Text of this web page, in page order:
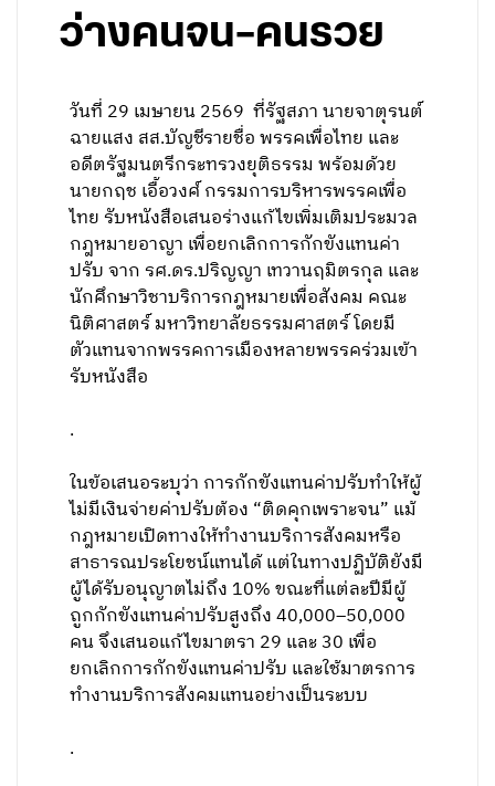
ว่างคนจน–คนรวย
วันที่ 29 เมษายน 2569 ที่รัฐสภา นายจาตุรนต์
ฉายแสง สส.บัญชีรายชื่อ พรรคเพื่อไทย และ
อดีตรัฐมนตรีกระทรวงยุติธรรม พร้อมด้วย
นายกฤช เอื้อวงศ์ กรรมการบริหารพรรคเพื่อ
ไทย รับหนังสือเสนอร่างแก้ไขเพิ่มเติมประมวล
กฎหมายอาญา เพื่อยกเลิกการกักขังแทนค่า
ปรับ จาก รศ.ดร.ปริญญา เทวานฤมิตรกุล และ
นักศึกษาวิชาบริการกฎหมายเพื่อสังคม คณะ
นิติศาสตร์ มหาวิทยาลัยธรรมศาสตร์ โดยมี
ตัวแทนจากพรรคการเมืองหลายพรรคร่วมเข้า
รับหนังสือ
.
ในข้อเสนอระบุว่า การกักขังแทนค่าปรับทำให้ผู้
ไม่มีเงินจ่ายค่าปรับต้อง “ติดคุกเพราะจน” แม้
กฎหมายเปิดทางให้ทำงานบริการสังคมหรือ
สาธารณประโยชน์แทนได้ แต่ในทางปฏิบัติยังมี
ผู้ได้รับอนุญาตไม่ถึง 10% ขณะที่แต่ละปีมีผู้
ถูกกักขังแทนค่าปรับสูงถึง 40,000–50,000
คน จึงเสนอแก้ไขมาตรา 29 และ 30 เพื่อ
ยกเลิกการกักขังแทนค่าปรับ และใช้มาตรการ
ทำงานบริการสังคมแทนอย่างเป็นระบบ
.